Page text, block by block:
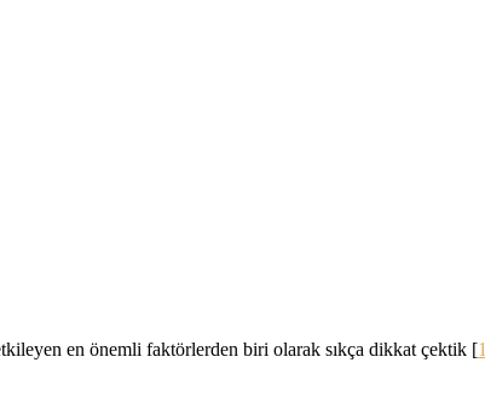
en önemli faktörlerden biri olarak sıkça dikkat çektik [1